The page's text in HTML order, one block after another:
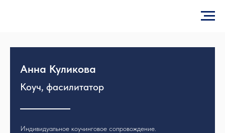
Анна Куликова
Коуч, фасилитатор
Индивидуальное коучинговое сопровождение.